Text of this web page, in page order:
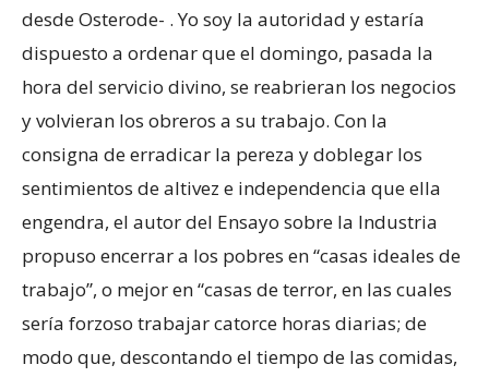
desde Osterode- . Yo soy la autoridad y estaría
dispuesto a ordenar que el domingo, pasada la
hora del servicio divino, se reabrieran los negocios
y volvieran los obreros a su trabajo. Con la
consigna de erradicar la pereza y doblegar los
sentimientos de altivez e independencia que ella
engendra, el autor del Ensayo sobre la Industria
propuso encerrar a los pobres en “casas ideales de
trabajo”, o mejor en “casas de terror, en las cuales
sería forzoso trabajar catorce horas diarias; de
modo que, descontando el tiempo de las comidas,